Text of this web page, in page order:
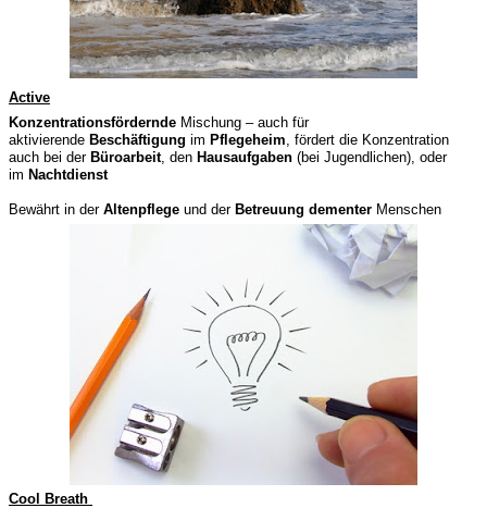
Active
Konzentrationsfördernde Mischung – auch für
aktivierende Beschäftigung im Pflegeheim , fördert die Konzentration
auch bei der Büroarbeit, den Hausaufgaben (bei Jugendlichen), oder
im Nachtdienst
Bewährt in der Altenpflege und der Betreuung dementer Menschen
Cool Breath